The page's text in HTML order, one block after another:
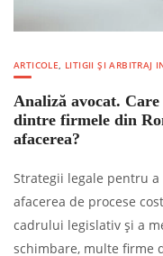
ARTICOLE, LITIGII ȘI ARBITRAJ
Analiză avocat. Care
dintre firmele din
afacerea?
Strategii legale pentru
afacerea de procese
cadrului legislativ și a
schimbare, multe firme